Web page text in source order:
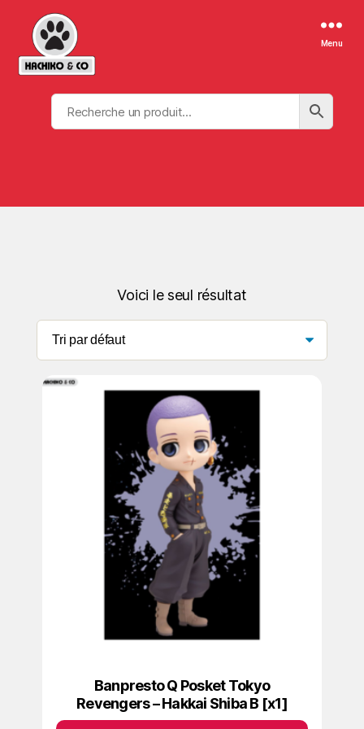
Menu
Voici le seul résultat
Banpresto Q Posket Tokyo
Revengers – Hakkai Shiba B [x1]